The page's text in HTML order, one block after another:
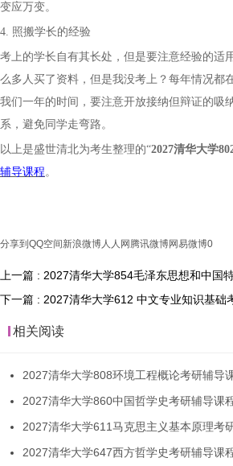
变应万变。
4. 照搬学长的经验
考上的学长自有其长处，但是要注意经验的适
么多人买了资料，但是我没考上？每年情况都
我们一年的时间，要注意开放接纳但辩证的吸
系，避免同学走弯路。
以上是盛世清北为考生整理的“2027清华大学
辅导课程。
分享到 QQ空间 新浪微博人人网 腾讯微博网易微博0
上一篇 : 2027清华大学854毛泽东思想和中国
下一篇 : 2027清华大学612 中文专业知识基础
相关阅读
2027清华大学808环境工程概论考研辅导
2027清华大学860中国哲学史考研辅导课
2027清华大学611马克思主义基本原理考
2027清华大学647西方哲学史考研辅导课